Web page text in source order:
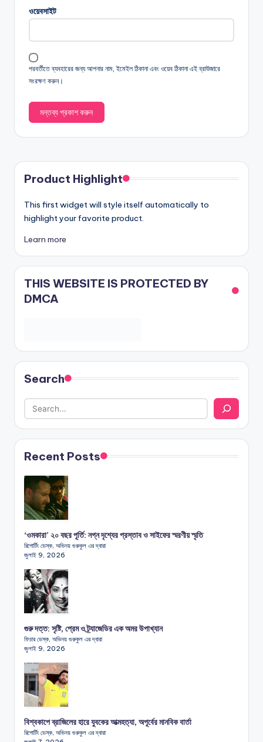
ওয়েবসাইট
পরবর্তীতে ব্যবহারের জন্য আপনার নাম, ইমেইল ঠিকানা এবং ওয়েব ঠিকানা এই ব্রাউজারে
সংরক্ষণ করুন।
Product Highlight
This first widget will style itself automatically to
highlight your favorite product.
Learn more
THIS WEBSITE IS PROTECTED BY
DMCA
Search
Recent Posts
‘ওমকারা’ ২০ বছর পূর্তি: নগ্ন দৃশ্যের প্রস্তাব ও সাইফের স্মরণীয় স্মৃতি
রিপোর্টিং ডেস্ক, অভিনয় গুরুকুল এর দ্বারা
জুলাই 9, 2026
গুরু দত্ত: সৃষ্টি, প্রেম ও ট্র্যাজেডির এক অমর উপাখ্যান
ফিচার ডেস্ক, অভিনয় গুরুকুল এর দ্বারা
জুলাই 9, 2026
বিশ্বকাপে ব্রাজিলের হারে যুবকের আত্মহত্যা, অপূর্বের মানবিক বার্তা
রিপোর্টিং ডেস্ক, অভিনয় গুরুকুল এর দ্বারা